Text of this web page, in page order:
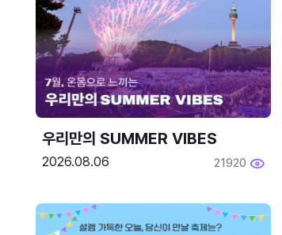
우리만의 SUMMER VIBES
2026.08.06 21920